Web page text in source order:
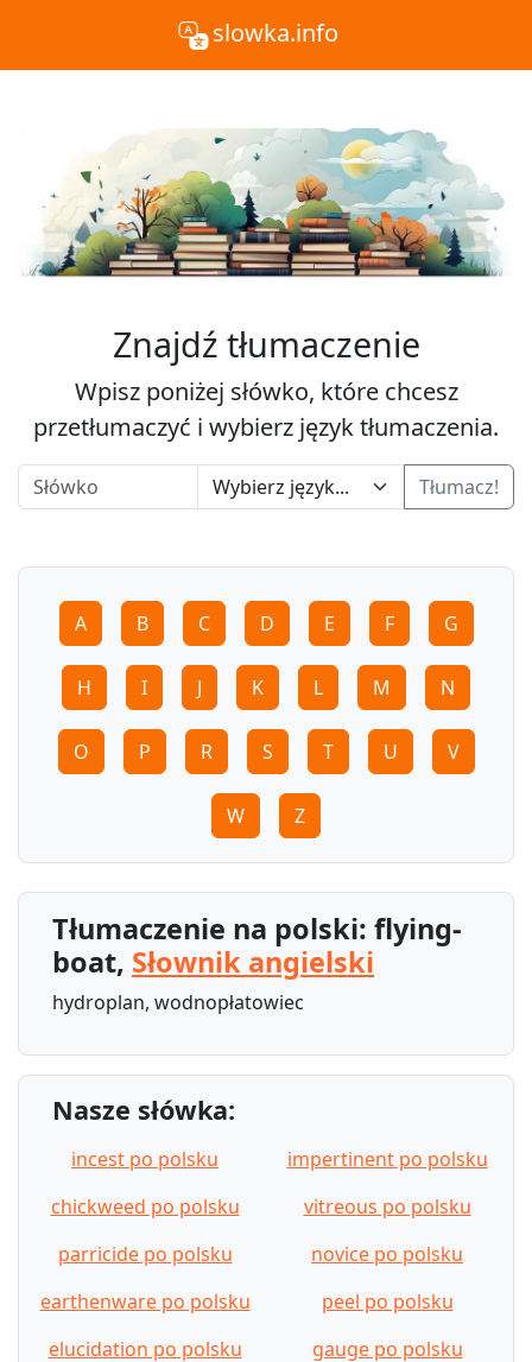
slowka.info
Znajdź tłumaczenie
Wpisz poniżej słówko, które chcesz
przetłumaczyć i wybierz język tłumaczenia.
Tłumacz!
A B C D E F G
H I J K L M N
O P R S T U V
W Z
Tłumaczenie na polski: flying-
boat, Słownik angielski
hydroplan, wodnopłatowiec
Nasze słówka:
incest po polsku
impertinent po polsku
chickweed po polsku
vitreous po polsku
parricide po polsku
novice po polsku
earthenware po polsku
peel po polsku
elucidation po polsku
gauge po polsku